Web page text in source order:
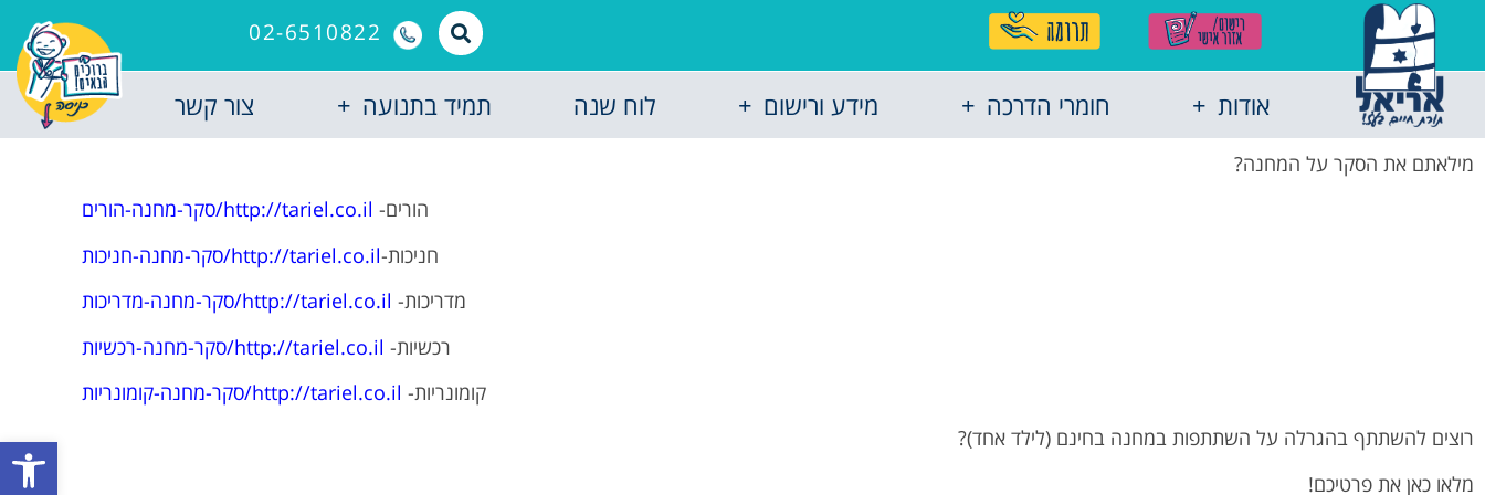
פתח
02-6510822
אודות חומרי הדרכה מידע ורישום לוח שנה תמיד בתנועה צור קשר
מילאתם את הסקר על המחנה?
הורים- http://tariel.co.il/סקר-מחנה-הורים
חניכות-http://tariel.co.il/סקר-מחנה-חניכות
מדריכות-
רכשיות-
קומונריות-
רוצים להשתתף בהגרלה על השתתפות במחנה בחינם (לילד אחד)?
מלאו כאן את פרטיכם!